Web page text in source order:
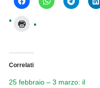
Correlati
25 febbraio – 3 marzo: il